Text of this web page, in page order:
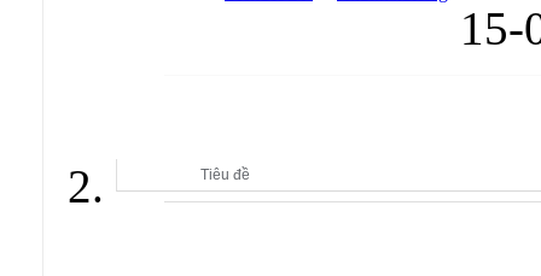
Tiêu đề